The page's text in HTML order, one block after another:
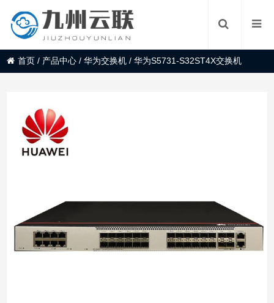
首页 / 产品中心 /华为交换机 /华为S5731-S32ST4X交换机